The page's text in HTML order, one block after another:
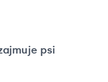
psi